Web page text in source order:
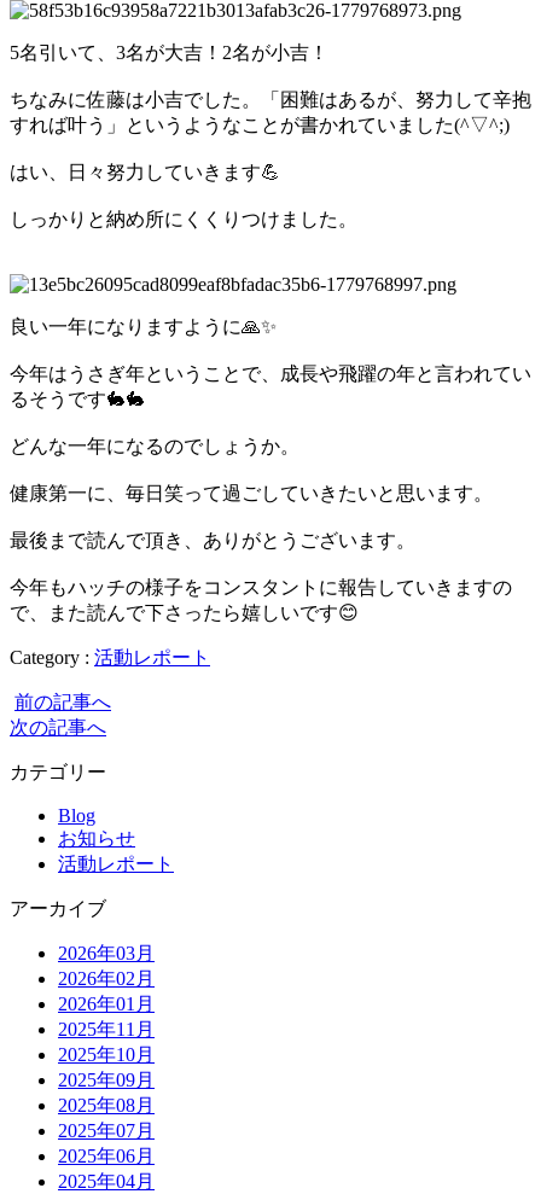
5名引いて、3名が大吉！2名が小吉！
ちなみに佐藤は小吉でした。「困難はあるが、努力して辛抱
すれば叶う」というようなことが書かれていました(^▽^;)
はい、日々努力していきます💪
しっかりと納め所にくくりつけました。
良い一年になりますように🙏✨
今年はうさぎ年ということで、成長や飛躍の年と言われてい
るそうです🐇🐇
どんな一年になるのでしょうか。
健康第一に、毎日笑って過ごしていきたいと思います。
最後まで読んで頂き、ありがとうございます。
今年もハッチの様子をコンスタントに報告していきますの
で、また読んで下さったら嬉しいです😊
Category : 活動レポート
前の記事へ
次の記事へ
カテゴリー
Blog
お知らせ
活動レポート
アーカイブ
2026年03月
2026年02月
2026年01月
2025年11月
2025年10月
2025年09月
2025年08月
2025年07月
2025年06月
2025年04月